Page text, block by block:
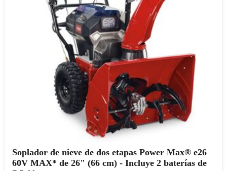
Soplador de nieve de dos etapas Power Max® e26
60V MAX* de 26" (66 cm) - Incluye 2 baterías de